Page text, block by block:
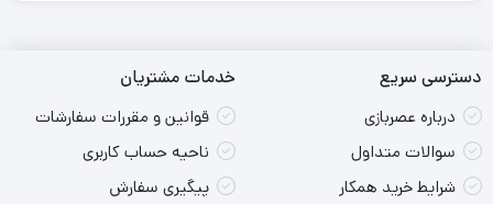
دسترسی سریع
درباره عصربازی
سوالات متداول
شرایط خرید همکار
خدمات مشتریان
قوانین و مقررات سفارشات
ناحیه حساب کاربری
پیگیری سفارش